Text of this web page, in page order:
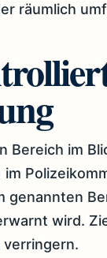
räumlich
Bereich im
genannten
wird.